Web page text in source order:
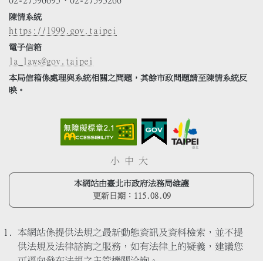
陳情系統
https://1999.gov.taipei
電子信箱
la_laws@gov.taipei
本局信箱係處理與系統相關之問題，其餘市政問題請至陳情系統反
映。
小 中 大
本網站由臺北市政府法務局維護
更新日期： 115.08.09
本網站係提供法規之最新動態資訊及資料檢索，並不提
供法規及法律諮詢之服務，如有法律上的疑義，建議您